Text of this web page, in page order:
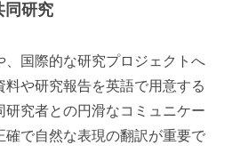
同研究
、国際的な研究プロジェクトへ
や研究報告を英語で用意する
研究者との円滑なコミュニケー
確で自然な表現の翻訳が重要で